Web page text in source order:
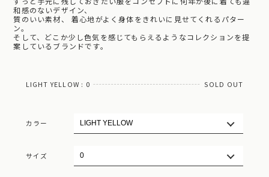
和感のないデザイン、
質のいい素材、 着心地がよく身体をきれいに見せてくれるパター
ン。
そして、どこか少し色気を感じてもらえるようなコレクションを提
案しているブランドです。
LIGHT YELLOW : 0 SOLD OUT
カラー
サイズ